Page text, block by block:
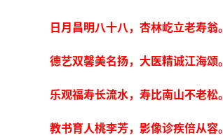
日月昌明八十八，杏林屹立老寿翁。
德艺双馨美名扬，大医精诚江海颂。
乐观福寿长流水，寿比南山不老松。
教书育人桃李芳，影像诊疾倍从容。